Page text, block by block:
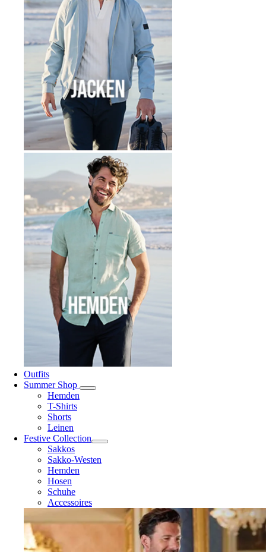
Outfits
Summer Shop
Hemden
T-Shirts
Shorts
Leinen
Festive Collection
Sakkos
Sakko-Westen
Hemden
Hosen
Schuhe
Accessoires